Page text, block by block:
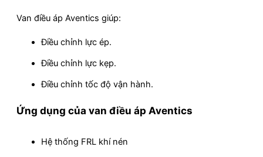
Van điều áp Aventics giúp:
Điều chỉnh lực ép.
Điều chỉnh lực kẹp.
Điều chỉnh tốc độ vận hành.
Ứng dụng của van điều áp Aventics
Hệ thống FRL khí nén